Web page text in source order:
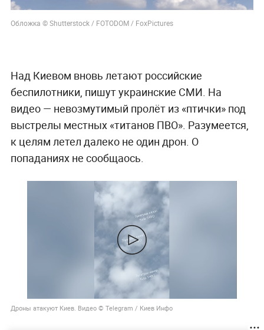
Обложка © Shutterstock / FOTODOM / FoxPictures
Над Киевом вновь летают российские
беспилотники, пишут украинские СМИ. На
видео — невозмутимый пролёт из «птички» под
выстрелы местных «титанов ПВО». Разумеется,
к целям летел далеко не один дрон. О
попаданиях не сообщаось.
Дроны атакуют Киев. Видео © Telegram / Киев Инфо